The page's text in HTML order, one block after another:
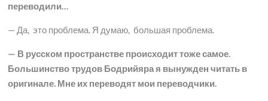
переводили…
— Да, это проблема. Я думаю, большая проблема.
— В русском пространстве происходит тоже самое.
Большинство трудов Бодрийяра я вынужден читать в
оригинале. Мне их переводят мои переводчики.